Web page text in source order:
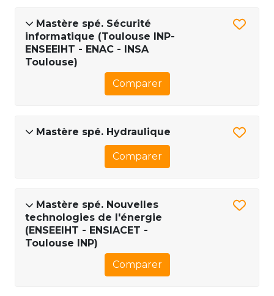
Mastère spé. Sécurité
informatique (Toulouse INP-
ENSEEIHT - ENAC - INSA
Toulouse)
Comparer
Mastère spé. Hydraulique
Comparer
Mastère spé. Nouvelles
technologies de l'énergie
(ENSEEIHT - ENSIACET -
Toulouse INP)
Comparer